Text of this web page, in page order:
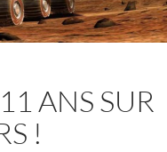
ANS SUR
!